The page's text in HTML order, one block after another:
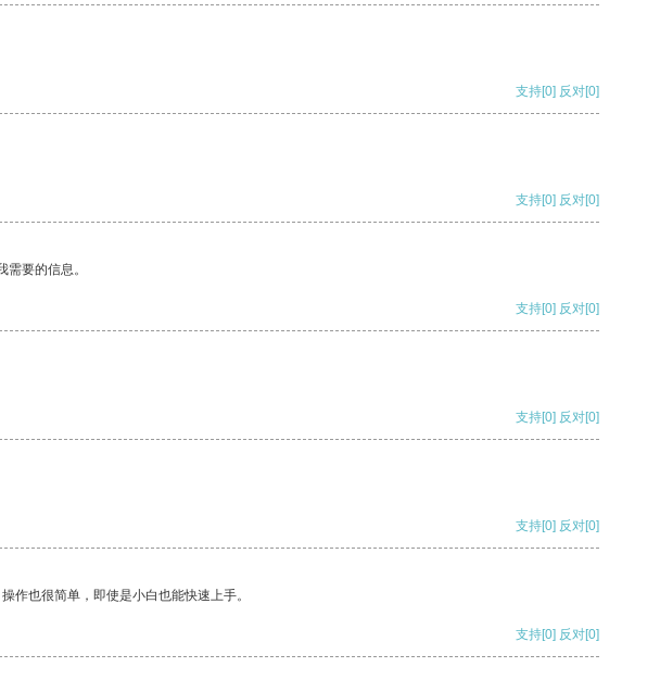
支持[0] 反对[0]
支持[0] 反对[0]
要的信息。
支持[0] 反对[0]
支持[0] 反对[0]
支持[0] 反对[0]
作也很简单，即使是小白也能快速上手。
支持[0] 反对[0]